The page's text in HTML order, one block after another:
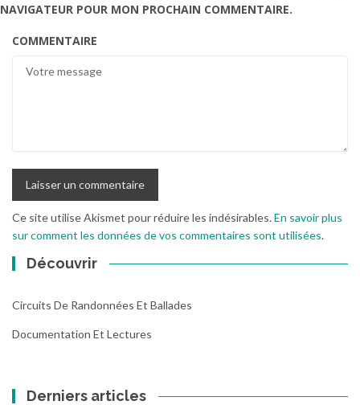
NAVIGATEUR POUR MON PROCHAIN COMMENTAIRE.
COMMENTAIRE
Ce site utilise Akismet pour réduire les indésirables.En savoir plus
sur comment les données de vos commentaires sont utilisées.
Découvrir
Circuits De Randonnées Et Ballades
Documentation Et Lectures
Derniers articles